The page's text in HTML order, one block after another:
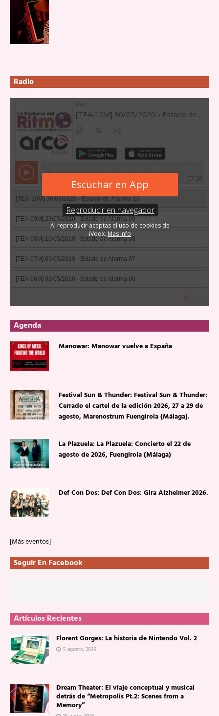
Radio
Agenda
Manowar: Manowar vuelve a España
Festival Sun & Thunder: Festival Sun & Thunder:
Cerrado el cartel de la edición 2026, 27 a 29 de
agosto, Marenostrum Fuengirola (Málaga).
La Plazuela: La Plazuela: Concierto el 22 de
agosto de 2026, Fuengirola (Málaga)
Def Con Dos: Def Con Dos: Gira Alzheimer 2026.
[Más eventos]
Seguir En Facebook
Artículos Recientes
Florent Gorges: La historia de Nintendo Vol. 2
5 agosto, 2026
Dream Theater: El viaje conceptual y musical
detrás de “Metropolis Pt.2: Scenes from a
Memory”